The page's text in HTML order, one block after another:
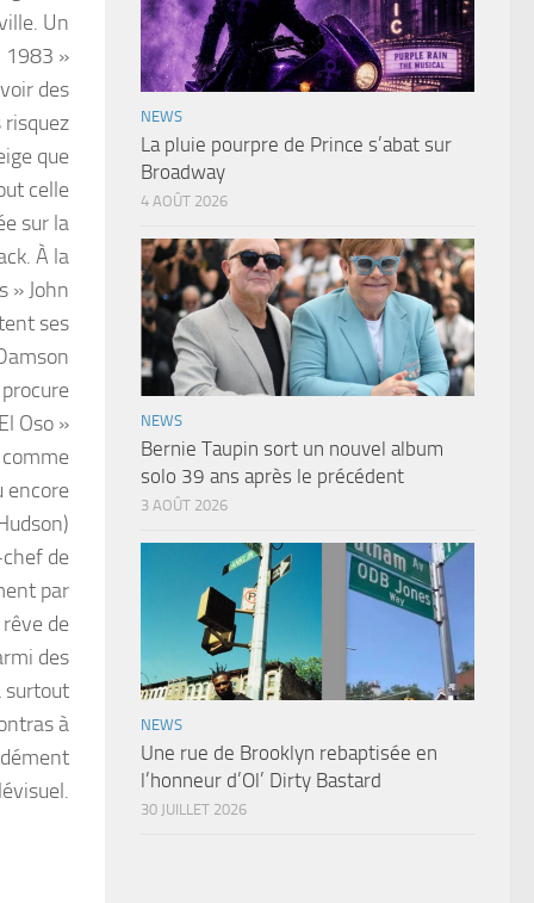
Un
1983 »
des
risquez
que
celle
sur la
À la
» John
ses
Oso »
encore
de
par
de
des
surtout
à
NEWS
La pluie pourpre de Prince s’abat sur
Broadway
4 AOÛT 2026
NEWS
Bernie Taupin sort un nouvel album
solo 39 ans après le précédent
3 AOÛT 2026
NEWS
Une rue de Brooklyn rebaptisée en
l’honneur d’Ol’ Dirty Bastard
30 JUILLET 2026